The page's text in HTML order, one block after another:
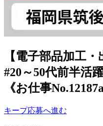
【電子部品加工
#20～50代前半活
《お仕事No.12187a
キープ応募へ進む